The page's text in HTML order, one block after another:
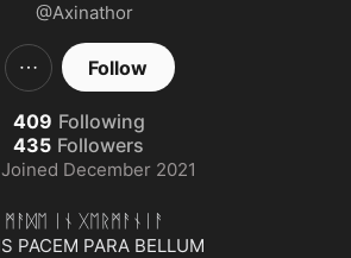
@Axinathor
Follow
409 Following
435 Followers
Joined December 2021
ᛗᚨᛞᛖ ᛁᚾ ᚷᛖᚱᛗᚨᚾᛁᚨ
PACEM PARA BELLUM